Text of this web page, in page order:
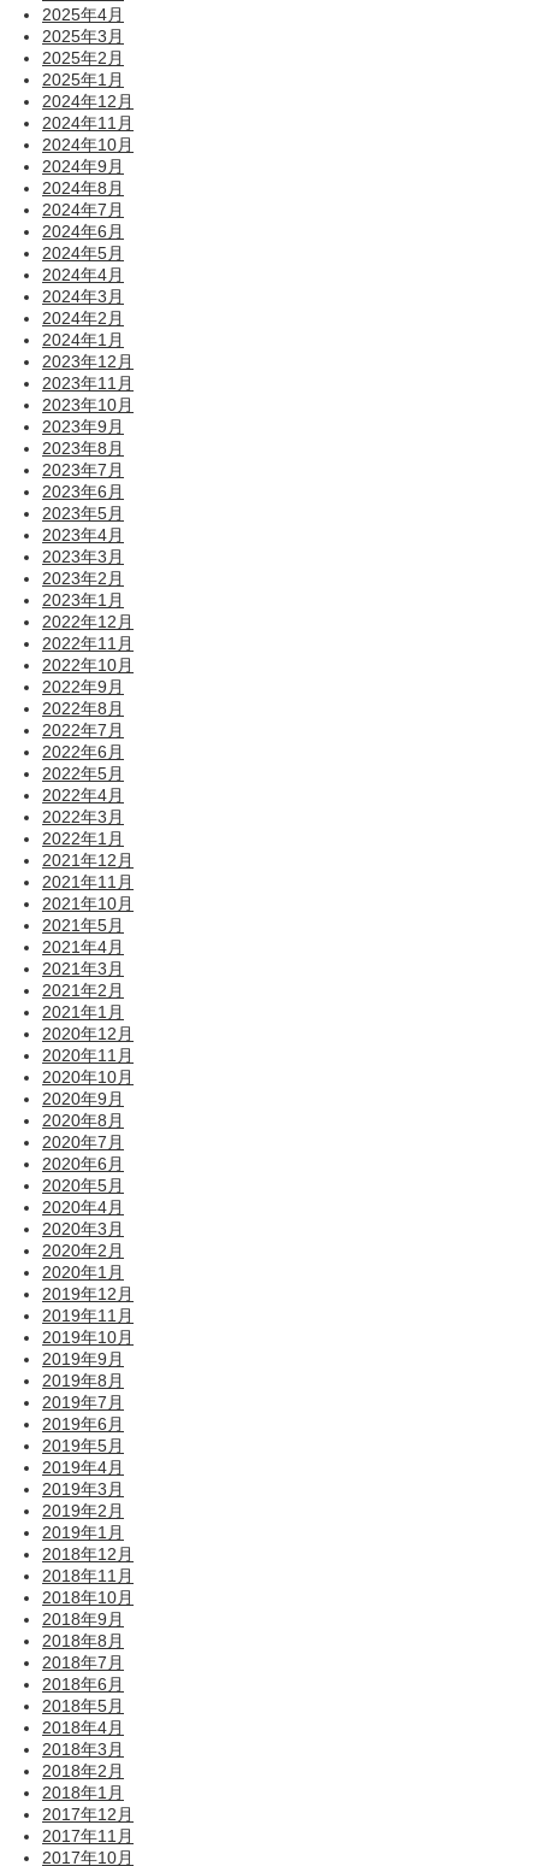
2025年4月
2025年3月
2025年2月
2025年1月
2024年12月
2024年11月
2024年10月
2024年9月
2024年8月
2024年7月
2024年6月
2024年5月
2024年4月
2024年3月
2024年2月
2024年1月
2023年12月
2023年11月
2023年10月
2023年9月
2023年8月
2023年7月
2023年6月
2023年5月
2023年4月
2023年3月
2023年2月
2023年1月
2022年12月
2022年11月
2022年10月
2022年9月
2022年8月
2022年7月
2022年6月
2022年5月
2022年4月
2022年3月
2022年1月
2021年12月
2021年11月
2021年10月
2021年5月
2021年4月
2021年3月
2021年2月
2021年1月
2020年12月
2020年11月
2020年10月
2020年9月
2020年8月
2020年7月
2020年6月
2020年5月
2020年4月
2020年3月
2020年2月
2020年1月
2019年12月
2019年11月
2019年10月
2019年9月
2019年8月
2019年7月
2019年6月
2019年5月
2019年4月
2019年3月
2019年2月
2019年1月
2018年12月
2018年11月
2018年10月
2018年9月
2018年8月
2018年7月
2018年6月
2018年5月
2018年4月
2018年3月
2018年2月
2018年1月
2017年12月
2017年11月
2017年10月